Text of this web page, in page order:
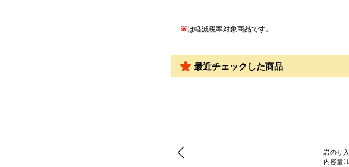
※は軽減税率対象商品です。
最近チェックした商品
岩のり
内容量：